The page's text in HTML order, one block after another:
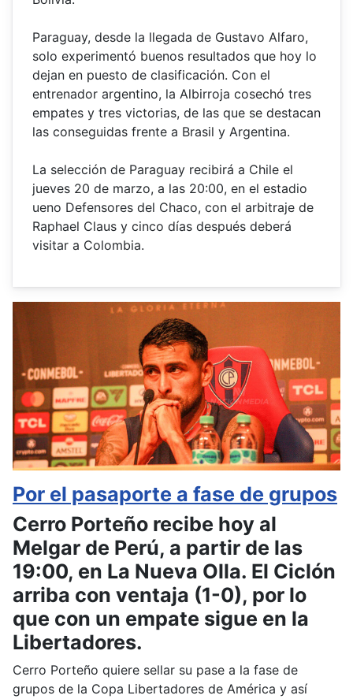
Paraguay, desde la llegada de Gustavo Alfaro,
solo experimentó buenos resultados que hoy lo
dejan en puesto de clasificación. Con el
entrenador argentino, la Albirroja cosechó tres
empates y tres victorias, de las que se destacan
las conseguidas frente a Brasil y Argentina.
La selección de Paraguay recibirá a Chile el
jueves 20 de marzo, a las 20:00, en el estadio
ueno Defensores del Chaco, con el arbitraje de
Raphael Claus y cinco días después deberá
visitar a Colombia.
Por el pasaporte a fase de grupos
Cerro Porteño recibe hoy al
Melgar de Perú, a partir de las
19:00, en La Nueva Olla. El Ciclón
arriba con ventaja (1-0), por lo
que con un empate sigue en la
Libertadores.
Cerro Porteño quiere sellar su pase a la fase de
grupos de la Copa Libertadores de América y así